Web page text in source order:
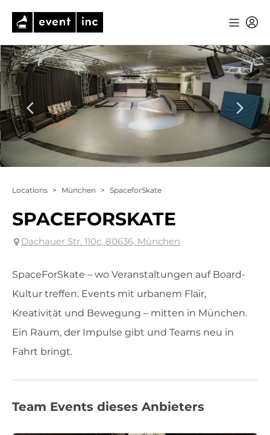
Locations > München > SpaceforSkate
SPACEFORSKATE
Dachauer Str. 110c, 80636, München
SpaceForSkate – wo Veranstaltungen auf Board-
Kultur treffen. Events mit urbanem Flair,
Kreativität und Bewegung – mitten in München.
Ein Raum, der Impulse gibt und Teams neu in
Fahrt bringt.
Team Events dieses Anbieters